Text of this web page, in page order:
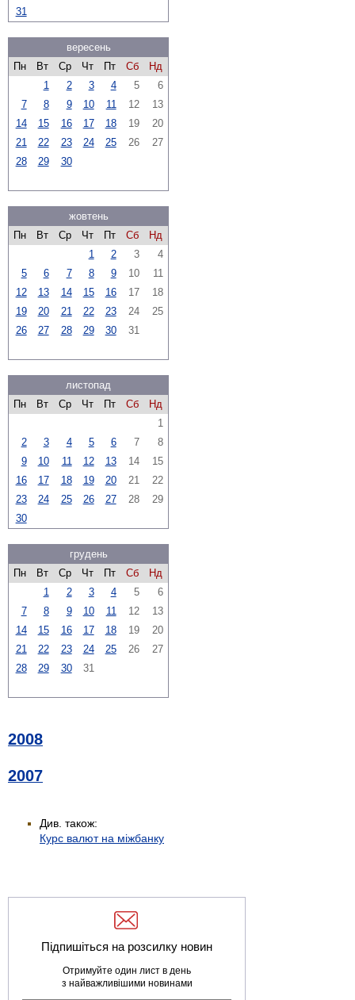
31
вересень
Пн
Вт Ср Чт Пт Сб
Нд
1
2 3 4 5
6
7
8 9 10 11 12
13
14
15 16 17 18 19
20
21
22 23 24 25 26
27
28
29 30
жовтень
Пн
Вт Ср Чт Пт Сб
Нд
1
2 3
4
5
6 7 8 9 10
11
12
13 14 15 16 17
18
19
20 21 22 23 24
25
26
27 28 29 30 31
листопад
Пн
Вт Ср Чт Пт Сб
Нд
1
2
3 4 5 6 7
8
9
10 11 12 13 14
15
16
17 18 19 20 21
22
23
24 25 26 27 28
29
30
грудень
Пн
Вт Ср Чт Пт Сб
Нд
1
2 3 4 5
6
7
8 9 10 11 12
13
14
15 16 17 18 19
20
21
22 23 24 25 26
27
28
29 30 31
2008
2007
Див. також:
Курс валют на міжбанку
Підпишіться на розсилку новин
Отримуйте один лист в день
з найважливішими новинами